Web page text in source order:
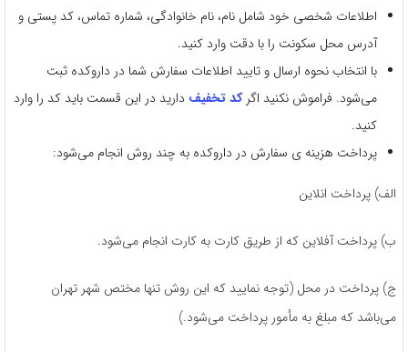
اطلاعات شخصی خود شامل نام، نام خانوادگی، شماره تماس، کد پستی و
آدرس محل سکونت را با دقت وارد کنید.
با انتخاب نحوه ارسال و تایید اطلاعات سفارش شما در داروکده ثبت
می‌شود. فراموش نکنید اگرکد تخفیف دارید در این قسمت باید کد را وارد
کنید.
پرداخت هزینه ی سفارش در داروکده به چند روش انجام می‌شود:
الف) پرداخت انلاین
ب) پرداخت آفلاین که از طریق کارت به کارت انجام می‌شود.
ج) پرداخت در محل (توجه نمایید که این روش تنها مختص شهر تهران
می‌باشد که مبلغ به مأمور پرداخت می‌شود.)